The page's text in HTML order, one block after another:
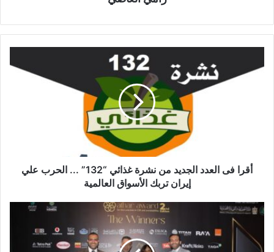
أقرا فى العدد الجديد من نشرة غذائي “132” ... الحرب علي
إيران تربك الأسواق العالمية